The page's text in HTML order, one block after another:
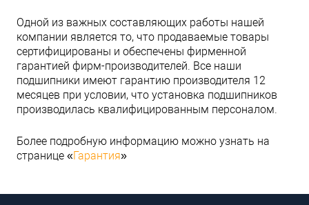
Одной из важных составляющих работы нашей
компании является то, что продаваемые товары
сертифицированы и обеспечены фирменной
гарантией фирм-производителей. Все наши
подшипники имеют гарантию производителя 12
месяцев при условии, что установка подшипников
производилась квалифицированным персоналом.
Более подробную информацию можно узнать на
странице «Гарантия»